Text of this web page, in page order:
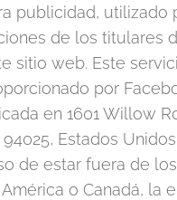
publicidad, utilizado
de los titulares
sitio web. Este
por
en 1601 Willow
94025, Estados
de estar fuera de
o Canadá, la